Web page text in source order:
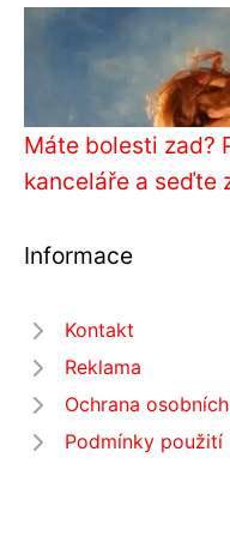
Máte bolesti zad?
kanceláře a seďte
Informace
Kontakt
Reklama
Ochrana
Podmínky použití